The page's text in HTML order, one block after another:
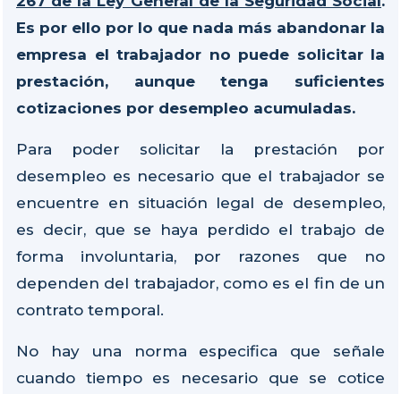
Es por ello por lo que nada más abandonar la
empresa el trabajador no puede solicitar la
prestación, aunque tenga suficientes
cotizaciones por desempleo acumuladas.
Para poder solicitar la prestación por
desempleo es necesario que el trabajador se
encuentre en situación legal de desempleo,
es decir, que se haya perdido el trabajo de
forma involuntaria, por razones que no
dependen del trabajador, como es el fin de un
contrato temporal.
No hay una norma especifica que señale
cuando tiempo es necesario que se cotice